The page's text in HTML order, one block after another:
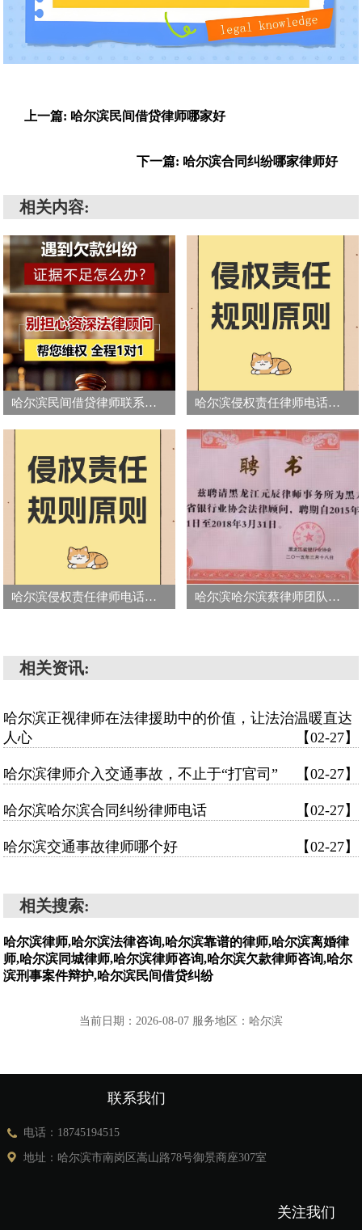
上一篇: 哈尔滨民间借贷律师哪家好
下一篇: 哈尔滨合同纠纷哪家律师好
相关内容:
哈尔滨民间借贷律师联系方式 哈尔滨侵权责任律师电话号码
哈尔滨侵权责任律师电话号码 哈尔滨哈尔滨蔡律师团队法律咨询
相关资讯:
哈尔滨正视律师在法律援助中的价值，让法治温暖直达
人心
【02-27】
哈尔滨律师介入交通事故，不止于“打官司” 【02-27】
哈尔滨哈尔滨合同纠纷律师电话 【02-27】
哈尔滨交通事故律师哪个好 【02-27】
相关搜索:
哈尔滨律师,哈尔滨法律咨询,哈尔滨靠谱的律师,哈尔滨离婚律
师,哈尔滨同城律师,哈尔滨律师咨询,哈尔滨欠款律师咨询,哈尔
滨刑事案件辩护,哈尔滨民间借贷纠纷
当前日期：2026-08-07 服务地区：哈尔滨
联系我们
电话：18745194515
地址：哈尔滨市南岗区嵩山路78号御景商座307室
关注我们